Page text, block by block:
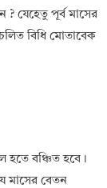
? যেহেতু পূর্ব মাসের
বিধি মোতাবেক
হতে বঞ্চিত হবে।
মাসের বেতন